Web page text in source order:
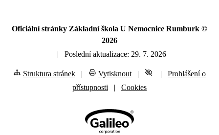
Oficiální stránky Základní škola U Nemocnice Rumburk ©
2026
|
Poslední aktualizace: 29. 7. 2026
Struktura stránek | Vytisknout | |
Prohlášení o
přístupnosti
| Cookies